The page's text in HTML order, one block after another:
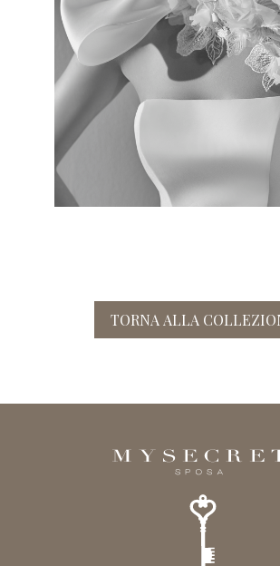
TORNA ALLA